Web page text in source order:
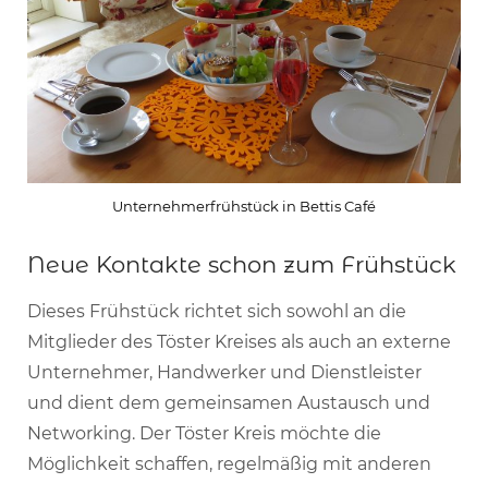
Unternehmerfrühstück in Bettis Café
Neue Kontakte schon zum Frühstück
Dieses Frühstück richtet sich sowohl an die
Mitglieder des Töster Kreises als auch an externe
Unternehmer, Handwerker und Dienstleister
und dient dem gemeinsamen Austausch und
Networking. Der Töster Kreis möchte die
Möglichkeit schaffen, regelmäßig mit anderen